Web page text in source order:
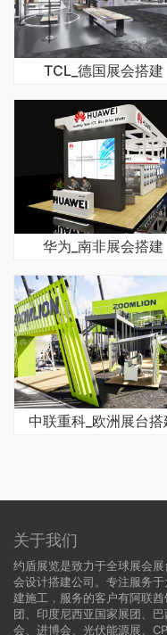
TCL_德国展会搭建
华为_南非展会搭建
中联重科_欧洲展台搭
关于我们
约盾展览是致力于全球展会
会设计搭建公司。专注服务
建施工，服务的客户有阿联
团、印度尼西亚国家展团、
会、进博会、光伏能源展、